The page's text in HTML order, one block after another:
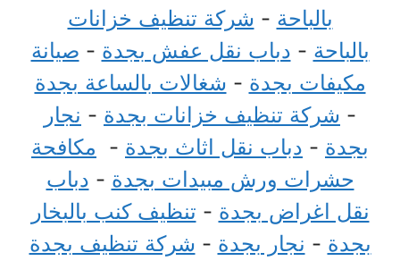
بالباحة - شركة تنظيف خزانات
بالباحة - دباب نقل عفش بجدة - صيانة
مكيفات بجدة - شغالات بالساعة بجدة
- شركة تنظيف خزانات بجدة - نجار
بجدة - دباب نقل اثاث بجدة - مكافحة
حشرات ورش مبيدات بجدة - دباب
نقل اغراض بجدة - تنظيف كنب بالبخار
بجدة - نجار بجدة - شركة تنظيف بجدة